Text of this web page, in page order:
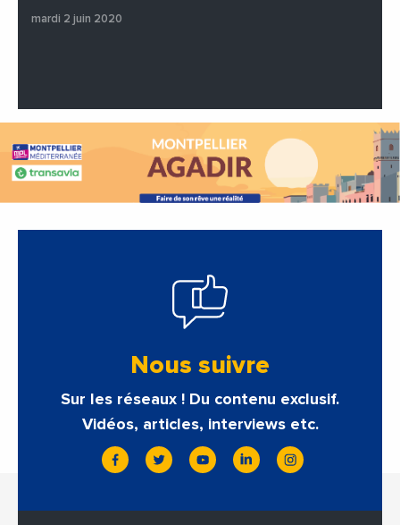
mardi 2 juin 2020
Nous suivre
Sur les réseaux ! Du contenu exclusif.
Vidéos, articles, interviews etc.